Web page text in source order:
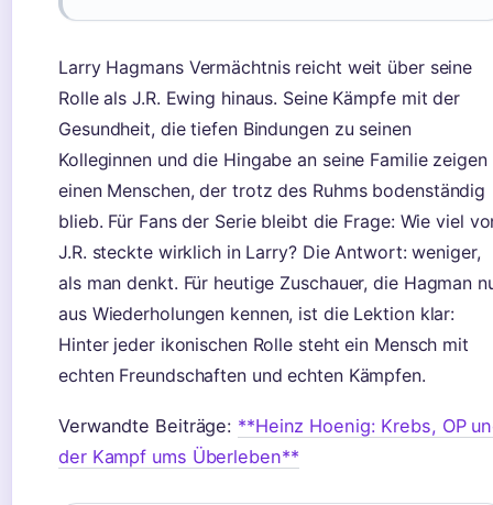
Larry Hagmans Vermächtnis reicht weit über seine
Rolle als J.R. Ewing hinaus. Seine Kämpfe mit der
Gesundheit, die tiefen Bindungen zu seinen
Kolleginnen und die Hingabe an seine Familie zeigen
einen Menschen, der trotz des Ruhms bodenständig
blieb. Für Fans der Serie bleibt die Frage: Wie viel
J.R. steckte wirklich in Larry? Die Antwort: weniger,
als man denkt. Für heutige Zuschauer, die Hagman
aus Wiederholungen kennen, ist die Lektion klar:
Hinter jeder ikonischen Rolle steht ein Mensch mit
echten Freundschaften und echten Kämpfen.
Verwandte Beiträge: **Heinz Hoenig: Krebs, OP
der Kampf ums Überleben**